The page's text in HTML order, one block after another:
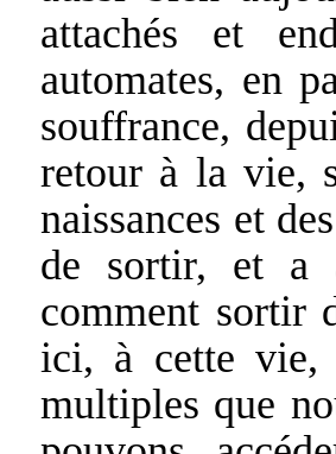
attachés et
automates, en
souffrance,
retour à la vie,
naissances et
de sortir, et a
comment sortir
ici, à cette vie,
multiples que